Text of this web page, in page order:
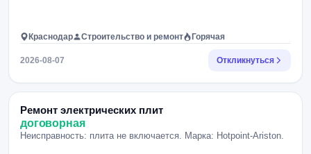
Краснодар Строительство и ремонт Горячая
2026-08-07 Откликнуться
Ремонт электрических плит
договорная
Неисправность: плита не включается. Марка: Hotpoint-Ariston.